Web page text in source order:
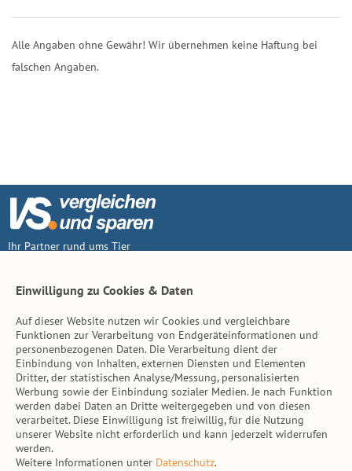
Alle Angaben ohne Gewähr! Wir übernehmen keine Haftung bei
falschen Angaben.
Ihr Partner rund ums Tier
Inhalt
Tierarzt-Suche
Hinweise
AGB
Impressum
Datenschutz
Einwilligung zu Cookies & Daten
Auf dieser Website nutzen wir Cookies und vergleichbare
Funktionen zur Verarbeitung von Endgeräteinformationen und
personenbezogenen Daten. Die Verarbeitung dient der
Einbindung von Inhalten, externen Diensten und Elementen
Dritter, der statistischen Analyse/Messung, personalisierten
Werbung sowie der Einbindung sozialer Medien. Je nach Funktion
werden dabei Daten an Dritte weitergegeben und von diesen
verarbeitet. Diese Einwilligung ist freiwillig, für die Nutzung
unserer Website nicht erforderlich und kann jederzeit widerrufen
werden.
Weitere Informationen unter Datenschutz.